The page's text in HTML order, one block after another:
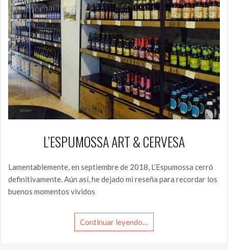
L’ESPUMOSSA ART & CERVESA
Lamentablemente, en septiembre de 2018, L’Espumossa cerró
definitivamente. Aún así, he dejado mi reseña para recordar los
buenos momentos vividos
Continuar leyendo…